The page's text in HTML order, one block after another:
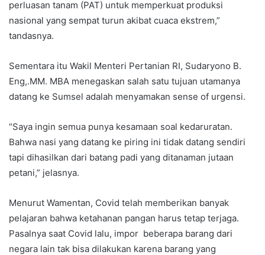
perluasan tanam (PAT) untuk memperkuat produksi
nasional yang sempat turun akibat cuaca ekstrem,”
tandasnya.
Sementara itu Wakil Menteri Pertanian RI, Sudaryono B.
Eng,.MM. MBA menegaskan salah satu tujuan utamanya
datang ke Sumsel adalah menyamakan sense of urgensi.
“Saya ingin semua punya kesamaan soal kedaruratan.
Bahwa nasi yang datang ke piring ini tidak datang sendiri
tapi dihasilkan dari batang padi yang ditanaman jutaan
petani,” jelasnya.
Menurut Wamentan, Covid telah memberikan banyak
pelajaran bahwa ketahanan pangan harus tetap terjaga.
Pasalnya saat Covid lalu, impor beberapa barang dari
negara lain tak bisa dilakukan karena barang yang